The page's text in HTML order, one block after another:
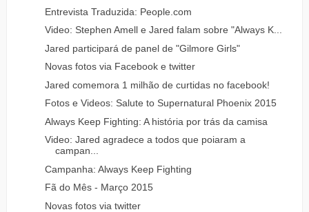
Entrevista Traduzida: People.com
Video: Stephen Amell e Jared falam sobre "Always K...
Jared participará de panel de "Gilmore Girls"
Novas fotos via Facebook e twitter
Jared comemora 1 milhão de curtidas no facebook!
Fotos e Videos: Salute to Supernatural Phoenix 2015
Always Keep Fighting: A história por trás da camisa
Video: Jared agradece a todos que poiaram a
campan...
Campanha: Always Keep Fighting
Fã do Mês - Março 2015
Novas fotos via twitter